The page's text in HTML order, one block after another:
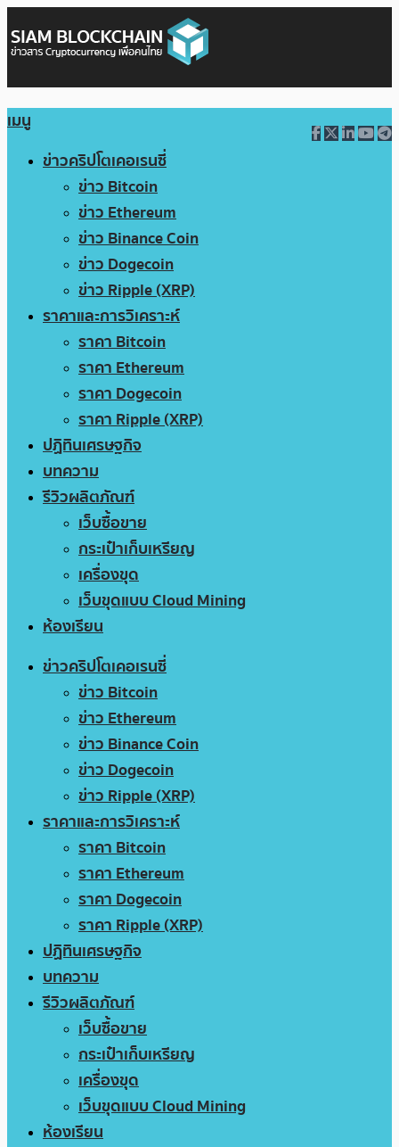
เมนู
ข่าวคริปโตเคอเรนซี่
ข่าว Bitcoin
ข่าว Ethereum
ข่าว Binance Coin
ข่าว Dogecoin
ข่าว Ripple (XRP)
ราคาและการวิเคราะห์
ราคา Bitcoin
ราคา Ethereum
ราคา Dogecoin
ราคา Ripple (XRP)
ปฏิทินเศรษฐกิจ
บทความ
รีวิวผลิตภัณฑ์
เว็บซื้อขาย
กระเป๋าเก็บเหรียญ
เครื่องขุด
เว็บขุดแบบ Cloud Mining
ห้องเรียน
ข่าวคริปโตเคอเรนซี่
ข่าว Bitcoin
ข่าว Ethereum
ข่าว Binance Coin
ข่าว Dogecoin
ข่าว Ripple (XRP)
ราคาและการวิเคราะห์
ราคา Bitcoin
ราคา Ethereum
ราคา Dogecoin
ราคา Ripple (XRP)
ปฏิทินเศรษฐกิจ
บทความ
รีวิวผลิตภัณฑ์
เว็บซื้อขาย
กระเป๋าเก็บเหรียญ
เครื่องขุด
เว็บขุดแบบ Cloud Mining
ห้องเรียน